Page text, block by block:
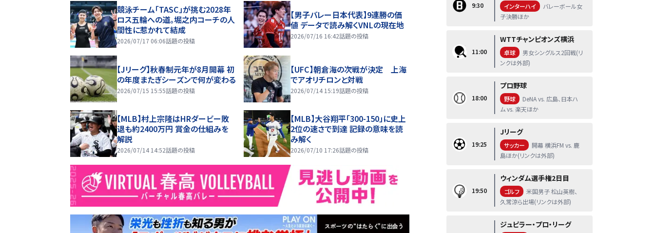
競泳チーム「TASC」が挑む2028年
ロス五輪への道。堀之内コーチの人
間性に惹かれて結成
2026/07/17 06:06話題の投稿
【男子バレー日本代表】9連勝の価
値 データで読み解くVNLの現在地
2026/07/16 16:42話題の投稿
【Jリーグ】秋春制元年が8月開幕 初
の年度またぎシーズンで何が変わる
2026/07/15 15:55話題の投稿
【UFC】朝倉海の次戦が決定 上海
でアオリチロンと対戦
2026/07/14 15:19話題の投稿
【MLB】村上宗隆はHRダービー敗
退も約2400万円 賞金の仕組みを
解説
2026/07/14 14:52話題の投稿
【MLB】大谷翔平「300-150」に史上
2位の速さで到達 記録の意味を読
み解く
2026/07/10 17:26話題の投稿
9:30 インターハイ
バレーボール女
子決勝ほか
11:00
WTTチャンピオンズ横浜
卓球
男女シングルス2回戦(リ
ンクは外部)
18:00
プロ野球
野球
DeNA vs. 広島、日本ハ
ム vs. 楽天ほか
19:25
Jリーグ
サッカー
開幕 横浜FM vs. 鹿
島ほか(リンクは外部)
19:50
ウィンダム選手権2日目
ゴルフ
米国男子 松山英樹、
久常涼ら出場(リンクは外部)
ジュピラー・プロ・リーグ